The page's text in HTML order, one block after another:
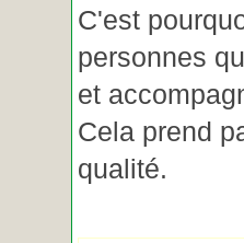
C'est
personnes
et
Cela prend
qualité.